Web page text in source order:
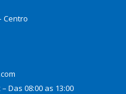
Centro
Das 08:00 as 13:00